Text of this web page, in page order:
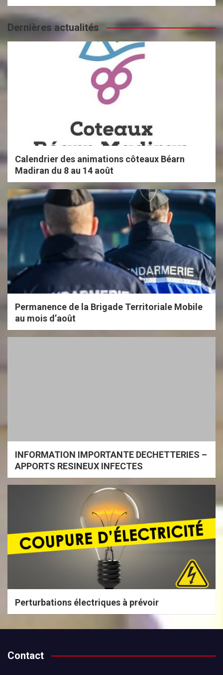
Dernières actualités
Calendrier des animations côteaux Béarn
Madiran du 8 au 14 août
Permanence de la Brigade Territoriale Mobile
au mois d’août
INFORMATION IMPORTANTE DECHETTERIES –
APPORTS RESINEUX INFECTES
Perturbations électriques à prévoir
Contact